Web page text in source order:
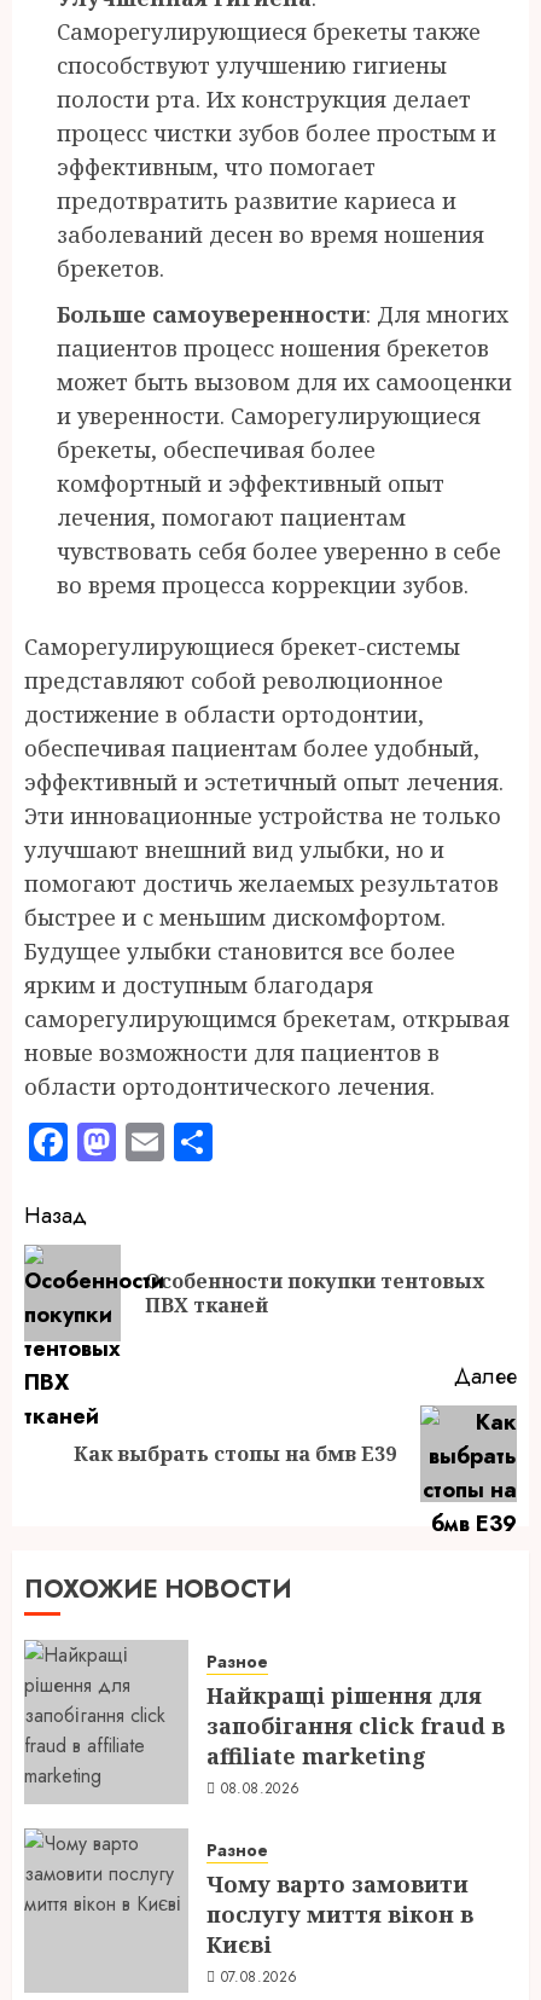
Саморегулирующиеся брекеты также
способствуют улучшению гигиены
полости рта. Их конструкция делает
процесс чистки зубов более простым и
эффективным, что помогает
предотвратить развитие кариеса и
заболеваний десен во время ношения
брекетов.
Больше самоуверенности: Для многих
пациентов процесс ношения брекетов
может быть вызовом для их самооценки
и уверенности. Саморегулирующиеся
брекеты, обеспечивая более
комфортный и эффективный опыт
лечения, помогают пациентам
чувствовать себя более уверенно в себе
во время процесса коррекции зубов.
Саморегулирующиеся брекет-системы
представляют собой революционное
достижение в области ортодонтии,
обеспечивая пациентам более удобный,
эффективный и эстетичный опыт лечения.
Эти инновационные устройства не только
улучшают внешний вид улыбки, но и
помогают достичь желаемых результатов
быстрее и с меньшим дискомфортом.
Будущее улыбки становится все более
ярким и доступным благодаря
саморегулирующимся брекетам, открывая
новые возможности для пациентов в
области ортодонтического лечения.
Facebook
Mastodon
Email
Продолжить
чтение
Назад
Особенности покупки тентовых
ПВХ тканей
Далее
Следующая
Как выбрать стопы на бмв E39
ПОХОЖИЕ НОВОСТИ
Разное
Найкращі рішення для
запобігання click fraud в
affiliate marketing
08.08.2026
Разное
Чому варто замовити
послугу миття вікон в
Києві
07.08.2026